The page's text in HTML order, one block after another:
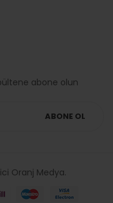
abone olun
ABONE OL
Oranj Medya.